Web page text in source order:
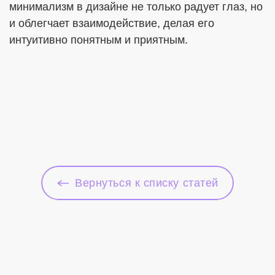
минимализм в дизайне не только радует глаз, но
и облегчает взаимодействие, делая его
интуитивно понятным и приятным.
Вернуться к списку статей